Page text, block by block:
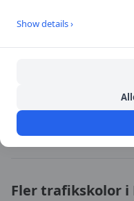
2026-
Fler trafikskolor i
Show details ›